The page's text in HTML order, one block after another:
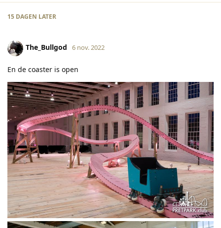
15 DAGEN LATER
The_Bullgod 6 nov. 2022
En de coaster is open